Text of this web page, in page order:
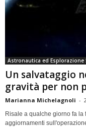
Astronautica ed Esplorazione
Un salvataggio
gravità per non
Marianna Michelagnoli -
Risale a qualche giorno fa la
aggiornamenti